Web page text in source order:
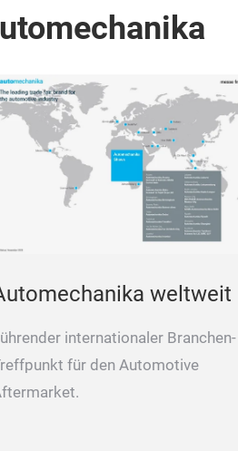
weltweit
internationaler Branchen-
für den Automotive